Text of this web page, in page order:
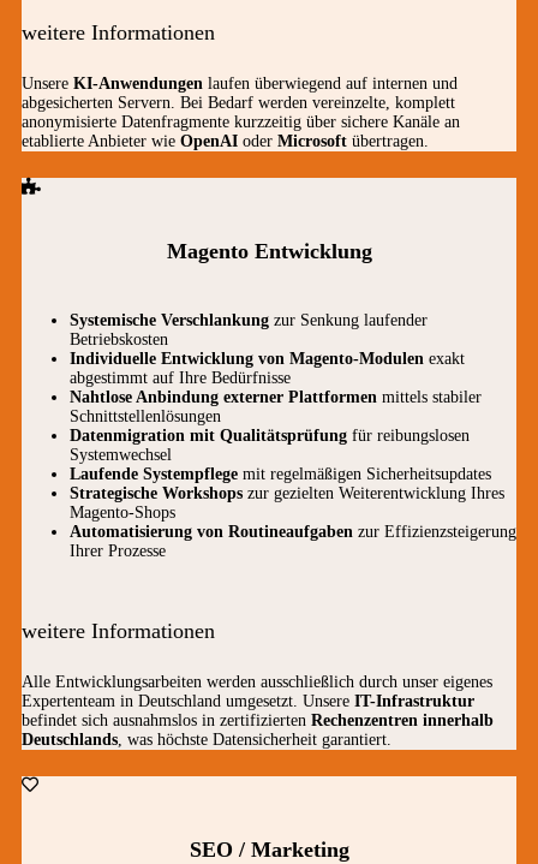
weitere Informationen
Unsere KI-Anwendungen laufen überwiegend auf internen und
abgesicherten Servern. Bei Bedarf werden vereinzelte, komplett
anonymisierte Datenfragmente kurzzeitig über sichere Kanäle an
etablierte Anbieter wie OpenAI oder Microsoft übertragen.
Magento Entwicklung
Systemische Verschlankung zur Senkung laufender
Betriebskosten
Individuelle Entwicklung von Magento-Modulen exakt
abgestimmt auf Ihre Bedürfnisse
Nahtlose Anbindung externer Plattformen mittels stabiler
Schnittstellenlösungen
Datenmigration mit Qualitätsprüfung für reibungslosen
Systemwechsel
Laufende Systempflege mit regelmäßigen Sicherheitsupdates
Strategische Workshops zur gezielten Weiterentwicklung Ihres
Magento-Shops
Automatisierung von Routineaufgaben zur Effizienzsteigerung
Ihrer Prozesse
weitere Informationen
Alle Entwicklungsarbeiten werden ausschließlich durch unser eigenes
Expertenteam in Deutschland umgesetzt. Unsere IT-Infrastruktur
befindet sich ausnahmslos in zertifizierten Rechenzentren innerhalb
Deutschlands, was höchste Datensicherheit garantiert.
SEO / Marketing